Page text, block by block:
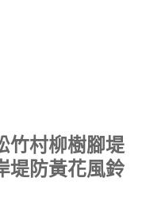
竹村柳樹腳堤
堤防黃花風鈴